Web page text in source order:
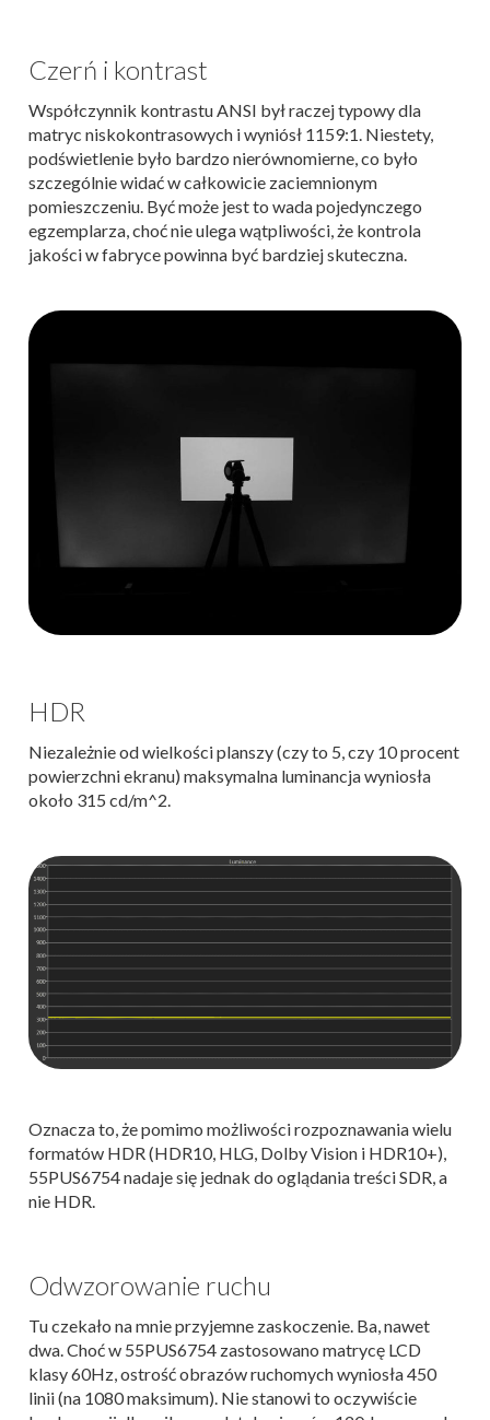
Czerń i kontrast
Współczynnik kontrastu ANSI był raczej typowy dla
matryc niskokontrasowych i wyniósł 1159:1. Niestety,
podświetlenie było bardzo nierównomierne, co było
szczególnie widać w całkowicie zaciemnionym
pomieszczeniu. Być może jest to wada pojedynczego
egzemplarza, choć nie ulega wątpliwości, że kontrola
jakości w fabryce powinna być bardziej skuteczna.
HDR
Niezależnie od wielkości planszy (czy to 5, czy 10 procent
powierzchni ekranu) maksymalna luminancja wyniosła
około 315 cd/m^2.
Oznacza to, że pomimo możliwości rozpoznawania wielu
formatów HDR (HDR10, HLG, Dolby Vision i HDR10+),
55PUS6754 nadaje się jednak do oglądania treści SDR, a
nie HDR.
Odwzorowanie ruchu
Tu czekało na mnie przyjemne zaskoczenie. Ba, nawet
dwa. Choć w 55PUS6754 zastosowano matrycę LCD
klasy 60Hz, ostrość obrazów ruchomych wyniosła 450
linii (na 1080 maksimum). Nie stanowi to oczywiście